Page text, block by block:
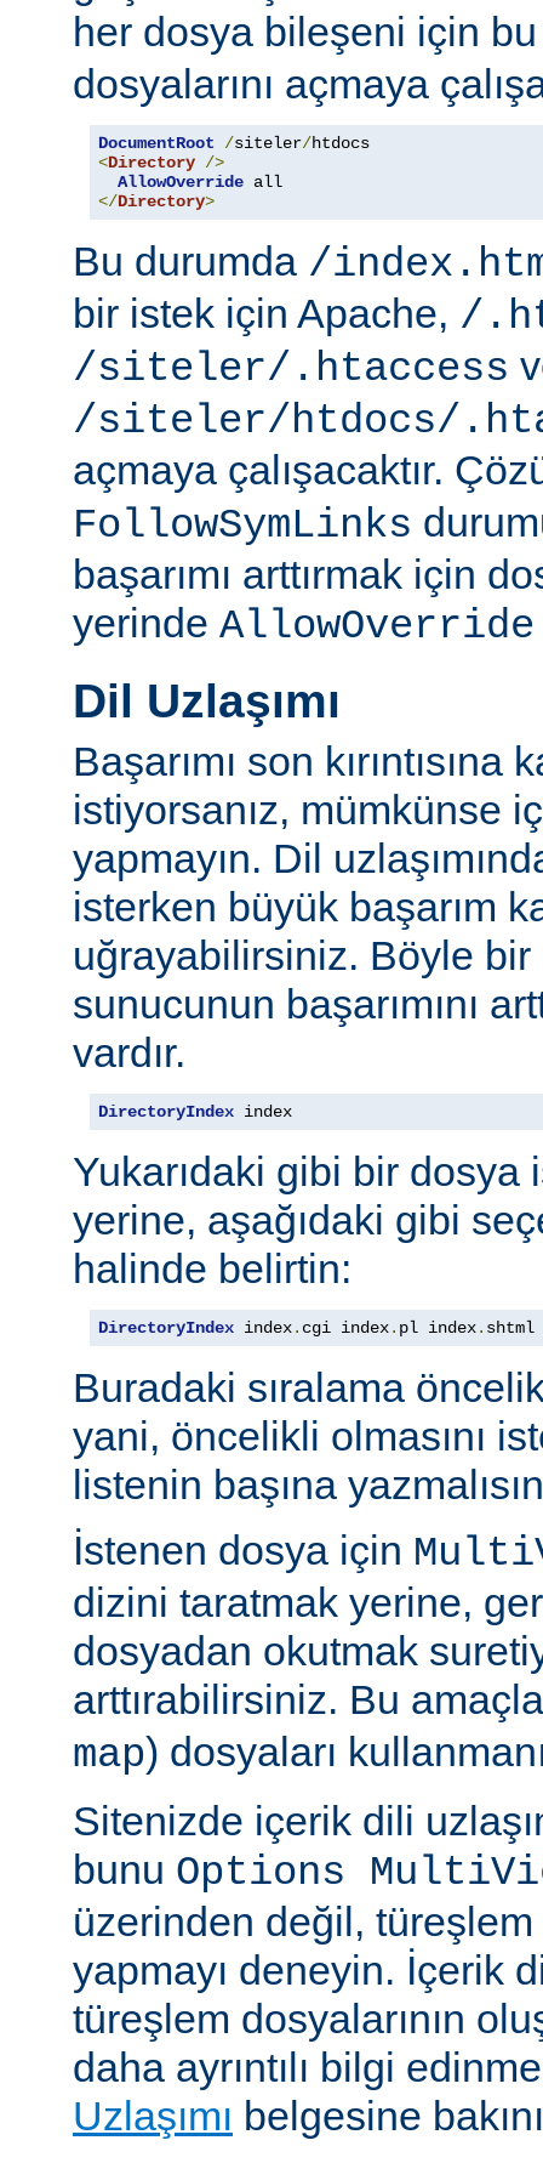
her dosya bileşeni için
dosyalarını açmaya
DocumentRoot /siteler/
<Directory />
AllowOverride
</Directory>
Bu durumda /
bir istek için Apache, /
/siteler/.htaccess
/siteler/htdocs/
açmaya çalışacaktır.
FollowSymLinks
başarımı arttırmak için
yerinde AllowOverride
Dil Uzlaşımı
Başarımı son kırıntısına
istiyorsanız, mümkünse
yapmayın. Dil
isterken büyük başarım
uğrayabilirsiniz. Böyle bir
sunucunun başarımını
vardır.
DirectoryIndex index
Yukarıdaki gibi bir dosya
yerine, aşağıdaki gibi
halinde belirtin:
DirectoryIndex index. cgi index. pl index. shtml
Buradaki sıralama
yani, öncelikli olmasını
listenin başına
İstenen dosya için
dizini taratmak yerine,
dosyadan okutmak
arttırabilirsiniz. Bu
map) dosyaları
Sitenizde içerik dili
bunu Options
üzerinden değil,
yapmayı deneyin. İçerik
türeşlem dosyalarının
daha ayrıntılı bilgi
Uzlaşımı belgesine